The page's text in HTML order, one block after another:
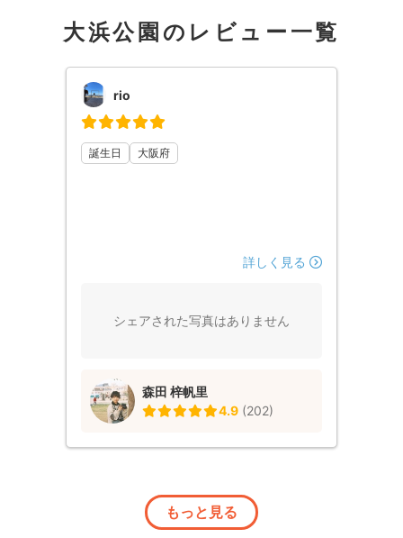
大浜公園のレビュー一覧
rio
誕生日 大阪府
詳しく見る
シェアされた写真はありません
森田 梓帆里
4.9 (202)
もっと見る